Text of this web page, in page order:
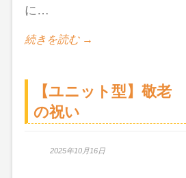
に…
続きを読む →
【ユニット型】敬老
の祝い
2025年10月16日